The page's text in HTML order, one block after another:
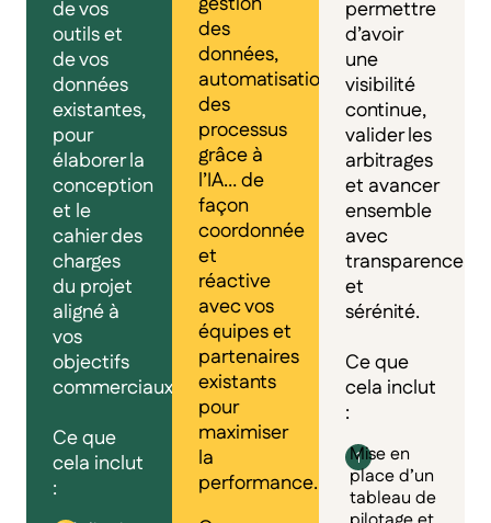
de vos
outils et
de vos
données
existantes,
pour
élaborer la
conception
et le
cahier des
charges
du projet
aligné à
vos
objectifs
commerciaux.
Ce que
cela inclut
:
des
données,
automatisation
des
processus
grâce à
l’IA… de
façon
coordonnée
et
réactive
avec vos
équipes et
partenaires
existants
pour
maximiser
la
performance.
permettre
d’avoir
une
visibilité
continue,
valider les
arbitrages
et avancer
ensemble
avec
transparence
et
sérénité.
Ce que
cela inclut
:
Mise en
place d’un
tableau de